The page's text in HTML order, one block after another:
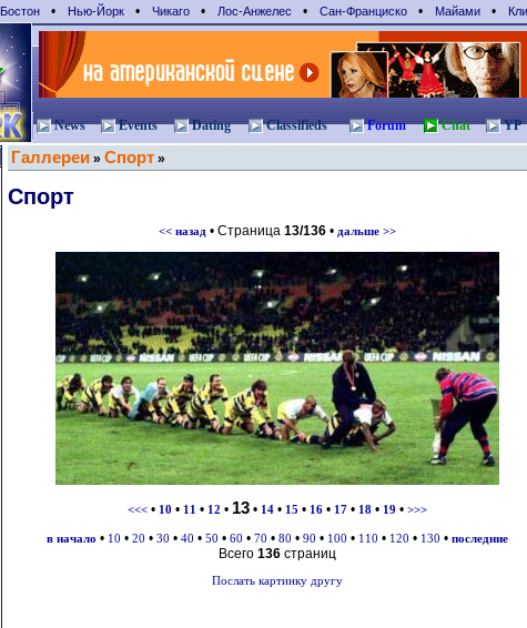
Бостон • Нью-Йорк • Чикаго • Лос-Анжелес • Сан-Франциcко • Майами •
News Events Dating Classifieds Forum Chat YP
Галлереи » Спорт »
Спорт
<< назад • Страница 13/136 • дальше >>
<<< • 10 • 11 • 12 • 13 • 14 • 15 • 16 • 17 • 18 • 19 • >>>
в начало • 10 • 20 • 30 • 40 • 50 • 60 • 70 • 80 • 90 • 100 • 110 • 120 • 130 • последние
Всего 136 страниц
Послать картинку другу